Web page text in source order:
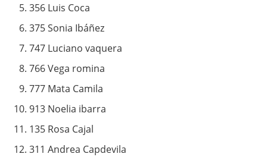
356 Luis Coca
375 Sonia Ibáñez
747 Luciano vaquera
766 Vega romina
777 Mata Camila
913 Noelia ibarra
135 Rosa Cajal
311 Andrea Capdevila